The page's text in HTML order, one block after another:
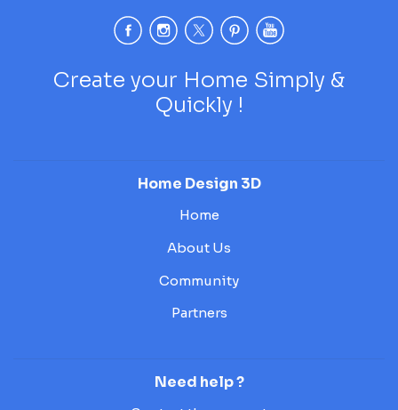
Create your Home Simply &
Quickly !
Home Design 3D
Home
About Us
Community
Partners
Need help ?